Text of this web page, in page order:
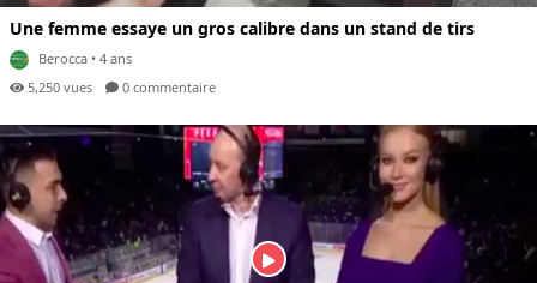
Une femme essaye un gros calibre dans un stand de tirs
Berocca • 4 ans
5,250 vues
0 commentaire